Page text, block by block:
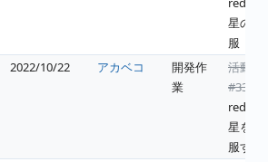
星の征
服
2022/10/22 アカベコ
開発作
業
活動
#331
星を征
服する